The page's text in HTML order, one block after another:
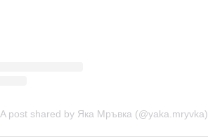
A post shared by Яка Мръвка (@yaka.mryvka)